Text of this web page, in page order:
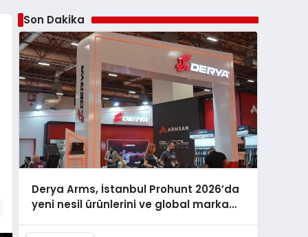
Son Dakika
Derya Arms, İstanbul Prohunt 2026’da
yeni nesil ürünlerini ve global marka